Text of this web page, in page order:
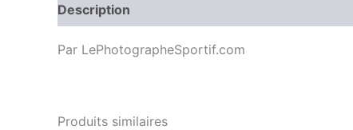
Description
Par LePhotographeSportif.com
Produits similaires